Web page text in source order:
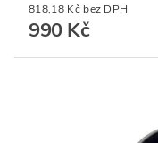
818,18 Kč bez DPH
990 Kč